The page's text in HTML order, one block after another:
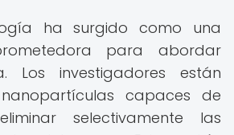
ha surgido como una
para abordar
Los investigadores están
capaces de
selectivamente las